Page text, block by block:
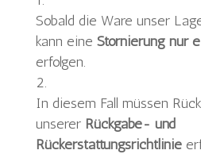
Sobald die Ware unser
kann eine Stornierung nur
erfolgen.
In diesem Fall müssen
unserer Rückgabe- und
Rückerstattungsrichtlinie